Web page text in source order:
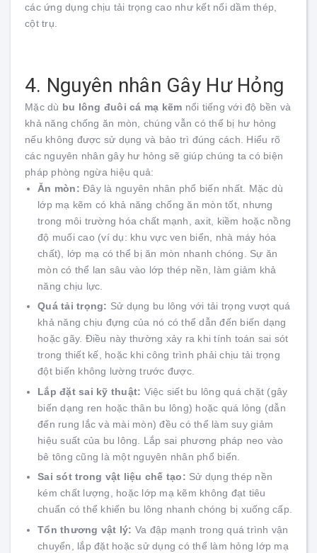
các ứng dụng chịu tải trọng cao như kết nối dầm thép,
cột trụ.
4. Nguyên nhân Gây Hư Hỏng
Mặc dù bu lông đuôi cá mạ kẽm nổi tiếng với độ bền và
khả năng chống ăn mòn, chúng vẫn có thể bị hư hỏng
nếu không được sử dụng và bảo trì đúng cách. Hiểu rõ
các nguyên nhân gây hư hỏng sẽ giúp chúng ta có biện
pháp phòng ngừa hiệu quả:
Ăn mòn: Đây là nguyên nhân phổ biến nhất. Mặc dù
lớp mạ kẽm có khả năng chống ăn mòn tốt, nhưng
trong môi trường hóa chất mạnh, axit, kiềm hoặc nồng
độ muối cao (ví dụ: khu vực ven biển, nhà máy hóa
chất), lớp mạ có thể bị ăn mòn nhanh chóng. Sự ăn
mòn có thể lan sâu vào lớp thép nền, làm giảm khả
năng chịu lực.
Quá tải trọng: Sử dụng bu lông với tải trọng vượt quá
khả năng chịu đựng của nó có thể dẫn đến biến dạng
hoặc gãy. Điều này thường xảy ra khi tính toán sai sót
trong thiết kế, hoặc khi công trình phải chịu tải trọng
đột biến không lường trước được.
Lắp đặt sai kỹ thuật: Việc siết bu lông quá chặt (gây
biến dạng ren hoặc thân bu lông) hoặc quá lỏng (dẫn
đến rung lắc và mài mòn) đều có thể làm suy giảm
hiệu suất của bu lông. Lắp sai phương pháp neo vào
bê tông cũng là một nguyên nhân phổ biến.
Sai sót trong vật liệu chế tạo: Sử dụng thép nền
kém chất lượng, hoặc lớp mạ kẽm không đạt tiêu
chuẩn có thể khiến bu lông nhanh chóng bị xuống cấp.
Tổn thương vật lý: Va đập mạnh trong quá trình vận
chuyển, lắp đặt hoặc sử dụng có thể làm hỏng lớp mạ